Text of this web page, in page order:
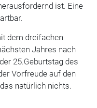
ist. Eine
dem dreifachen
Jahres nach
25.Geburtstag des
Vorfreude auf den
natürlich nichts.